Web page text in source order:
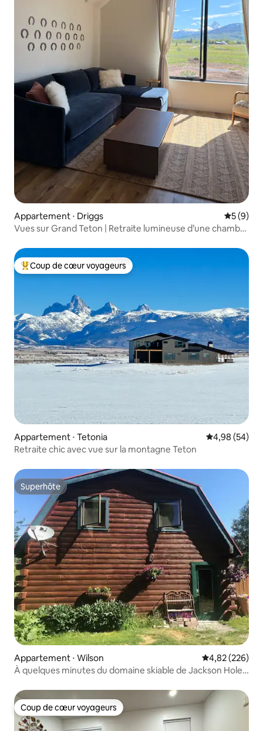
Appartement ⋅ Driggs
5 (9)
Vues sur Grand Teton | Retraite lumineuse d’une chambre
Coups de cœur voyageurs les plus appréciés
Coup de cœur voyageurs
Appartement ⋅ Tetonia Évaluation
4,98 (54)
Retraite chic avec vue sur la montagne Teton
Superhôte
Superhôte
Appartement ⋅ Wilson Évaluation
4,82 (226)
À quelques minutes du domaine skiable de Jackson Hole/
Coup de cœur voyageurs
Coup de cœur voyageurs